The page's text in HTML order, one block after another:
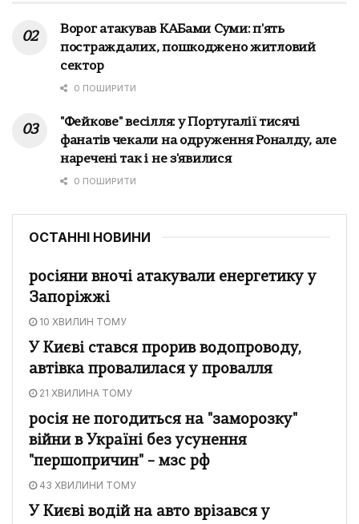
Ворог атакував КАБами Суми: п'ять
постраждалих, пошкоджено житловий
сектор
0 ПОШИРИТИ
"Фейкове" весілля: у Португалії тисячі
фанатів чекали на одруження Роналду, але
наречені так і не з'явилися
0 ПОШИРИТИ
ОСТАННІ НОВИНИ
росіяни вночі атакували енергетику у
Запоріжжі
10 ХВИЛИН ТОМУ
У Києві стався прорив водопроводу,
автівка провалилася у провалля
21 ХВИЛИНА ТОМУ
росія не погодиться на "заморозку"
війни в Україні без усунення
"першопричин" – мзс рф
43 ХВИЛИНИ ТОМУ
У Києві водій на авто врізався у